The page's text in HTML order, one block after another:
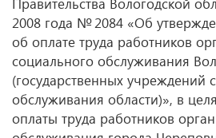
2008 года № 2084 «Об
об оплате труда работников
социального обслуживания
(государственных учреждений
обслуживания области)», в
оплаты труда работников